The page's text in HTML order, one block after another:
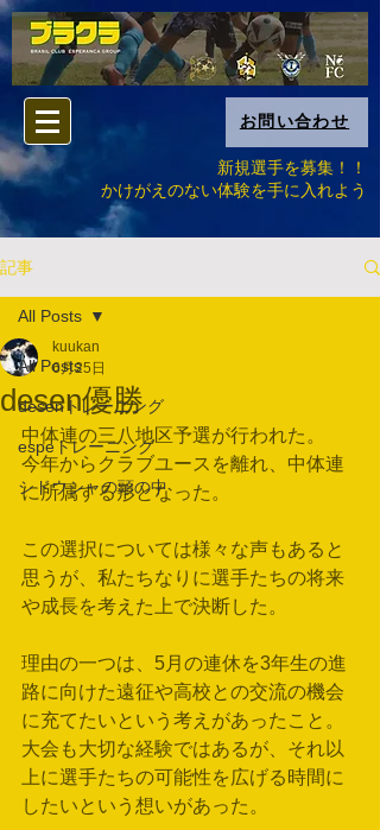
お問い合わせ
新規選手を募集！！
​かけがえのない体験を手に入れよう
記事
All Posts
desenトレーニング
espeトレーニング
シドウシャの頭の中
All Posts
desen優勝
kuukan
6月25日
中体連の三八地区予選が行われた。
今年からクラブユースを離れ、中体連
に所属する形となった。
この選択については様々な声もあると
思うが、私たちなりに選手たちの将来
や成長を考えた上で決断した。
理由の一つは、5月の連休を3年生の進
路に向けた遠征や高校との交流の機会
に充てたいという考えがあったこと。
大会も大切な経験ではあるが、それ以
上に選手たちの可能性を広げる時間に
したいという想いがあった。